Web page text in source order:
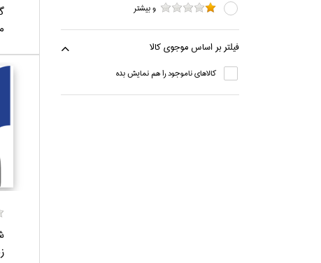
و بيشتر
فيلتر بر اساس موجوي كالا
كالاهاي ناموجود را هم نمايش بده